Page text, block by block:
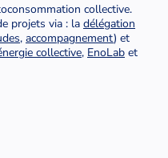
collective.
projets via : la délégation
, accompagnement) et
collective, EnoLab et